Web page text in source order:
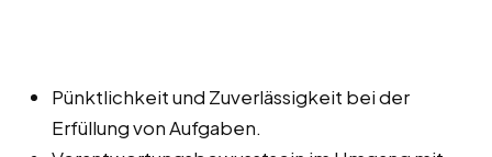
Pünktlichkeit und Zuverlässigkeit bei der
Erfüllung von Aufgaben.